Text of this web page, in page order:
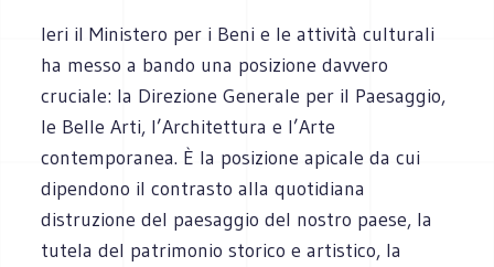
Ieri il Ministero per i Beni e le attività culturali
ha messo a bando una posizione davvero
cruciale: la Direzione Generale per il Paesaggio,
le Belle Arti, l’Architettura e l’Arte
contemporanea. È la posizione apicale da cui
dipendono il contrasto alla quotidiana
distruzione del paesaggio del nostro paese, la
tutela del patrimonio storico e artistico, la